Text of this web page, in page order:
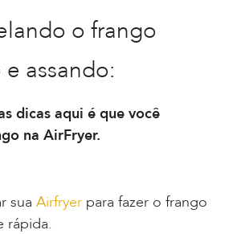
o frango
assando:
dicas aqui é que você
na AirFryer.
sua Airfryer para fazer o frango
rápida.